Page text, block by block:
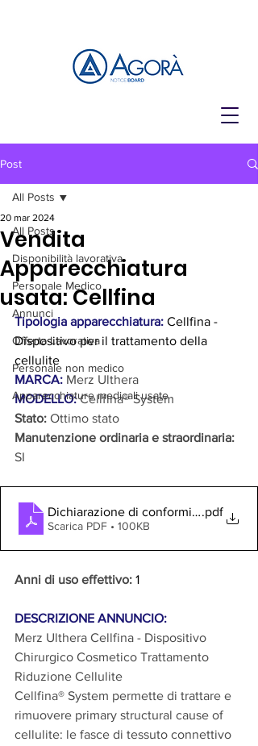
Post
All Posts
Disponibilità lavorativa
Personale Medico
Annunci
Offerta Lavorativa
Personale non medico
Apparecchiature medicali usate
All Posts
Vendita
Apparecchiatura
usata: Cellfina
20 mar 2024
Tipologia apparecchiatura: Cellfina -
Dispositivo per il trattamento della
cellulite
MARCA: Merz Ulthera
MODELLO: Cellfina® System
Stato: Ottimo stato
Manutenzione ordinaria e straordinaria:
SI
Dichiarazione di conformità CellFina
.pdf
Scarica PDF • 100KB
Anni di uso effettivo: 1
DESCRIZIONE ANNUNCIO:
Merz Ulthera Cellfina - Dispositivo
Chirurgico Cosmetico Trattamento
Riduzione Cellulite
Cellfina® System permette di trattare e
rimuovere primary structural cause of
cellulite: le fasce di tessuto connettivo